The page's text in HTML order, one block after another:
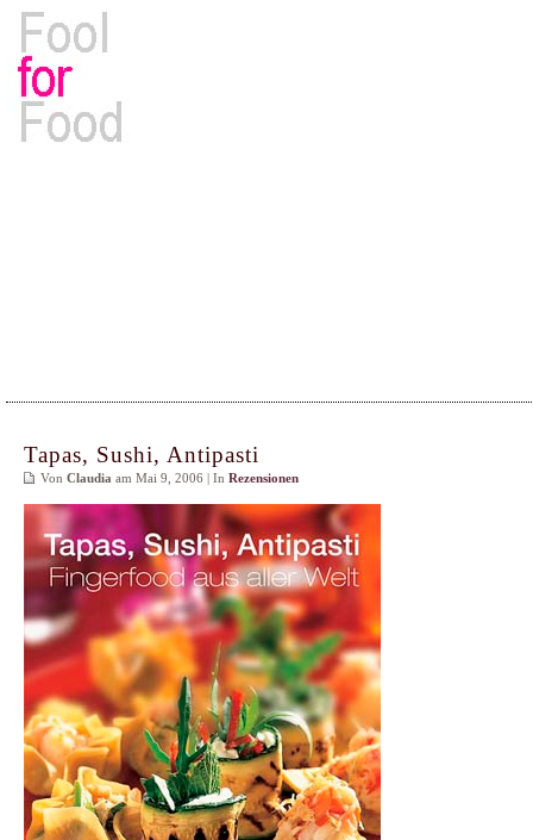
Tapas, Sushi, Antipasti
Von Claudia am Mai 9, 2006 | In Rezensionen